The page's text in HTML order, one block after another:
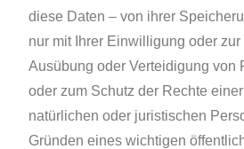
diese Daten – von ihrer
nur mit Ihrer Einwilligung oder
Ausübung oder Verteidigung von
oder zum Schutz der Rechte
natürlichen oder juristischen
Gründen eines wichtigen